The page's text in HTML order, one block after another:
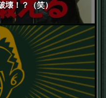
壊！？（笑）